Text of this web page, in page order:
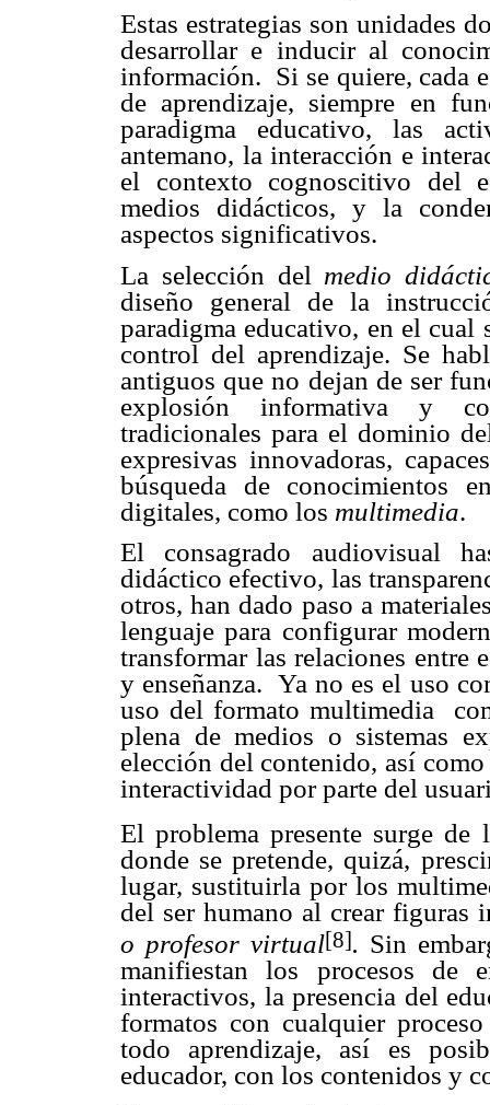
Estas estrategias son unidades
desarrollar e inducir al
información. Si se quiere, cada
de aprendizaje, siempre en
paradigma educativo, las
antemano, la interacción e
el contexto cognoscitivo del
medios didácticos, y la
aspectos significativos.
La selección del medio
diseño general de la
paradigma educativo, en el cual
control del aprendizaje. Se
antiguos que no dejan de ser
explosión informativa y
tradicionales para el dominio
expresivas innovadoras,
búsqueda de conocimientos
digitales, como los multimedia.
El consagrado audiovisual
didáctico efectivo, las
otros, han dado paso a
lenguaje para configurar
transformarlas relaciones entre
y enseñanza. Ya no es el uso
uso del formato multimedia
plena de medios o sistemas
elección del contenido, así
interactividad por parte del
El problema presente surge
donde se pretende, quizá,
lugar, sustituirla por los
del ser humano al crear figuras
o profesor virtual[8]. Sin
manifiestan los procesos de
interactivos, la presencia del
formatos con cualquier
todo aprendizaje, así es
educador, con los contenidos y